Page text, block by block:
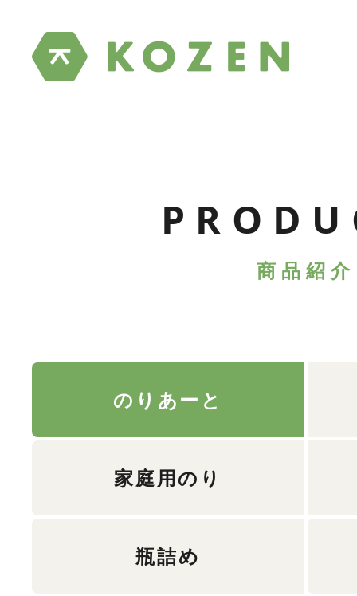
商品紹介
のりあーと
家庭用のり
瓶詰め